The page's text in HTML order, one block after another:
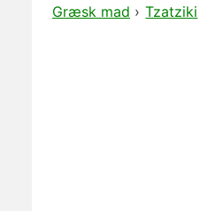
Græsk mad › Tzatziki